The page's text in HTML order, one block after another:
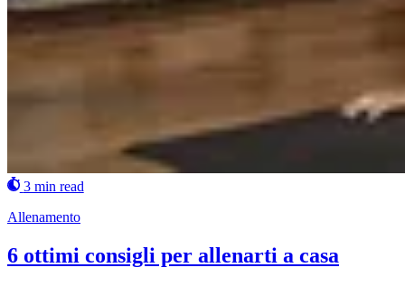
3 min read
Allenamento
6 ottimi consigli per allenarti a casa